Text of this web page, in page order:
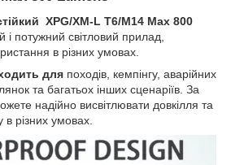
XPG/XM-L T6/M14 Max 800
і потужний світловий прилад,
в різних умовах.
для походів, кемпінгу, аварійних
та багатьох інших сценаріїв. За
надійно висвітлювати довкілля та
в різних умовах.